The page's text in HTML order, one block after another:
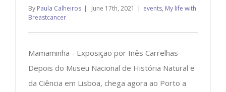
By Paula Calheiros | June 17th, 2021 | events, My life with
Breastcancer
Mamaminha - Exposição por Inês Carrelhas
Depois do Museu Nacional de História Natural e
da Ciência em Lisboa, chega agora ao Porto a